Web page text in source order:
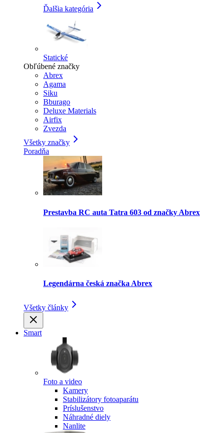
Ďalšia kategória
Statické
Obľúbené značky
Abrex
Agama
Siku
Bburago
Deluxe Materials
Airfix
Zvezda
Všetky značky
Poradňa
Prestavba RC auta Tatra 603 od značky Abrex
Legendárna česká značka Abrex
Všetky články
Smart
Foto a video
Kamery
Stabilizátory fotoaparátu
Príslušenstvo
Náhradné diely
Nanlite